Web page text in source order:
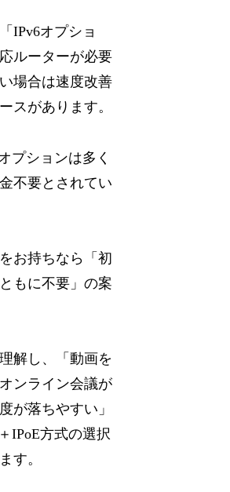
IPv6オプショ
ルーターが必要
場合は速度改善
スがあります。
プションは多く
不要とされてい
お持ちなら「初
もに不要」の案
解し、「動画を
ンライン会議が
が落ちやすい」
IPoE方式の選択
す。